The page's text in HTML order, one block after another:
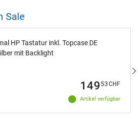
Sale
HP Tastatur inkl. Topcase DE
mit Backlight
Artikel verfügbar
14953CHF